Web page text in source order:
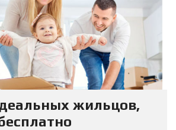
жильцов,